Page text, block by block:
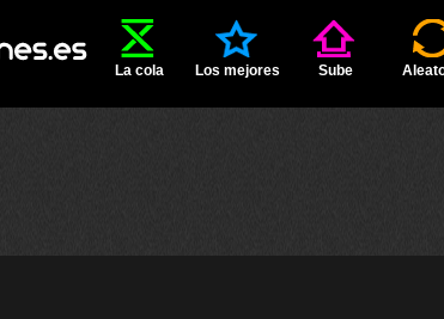
La cola Los mejores Sube